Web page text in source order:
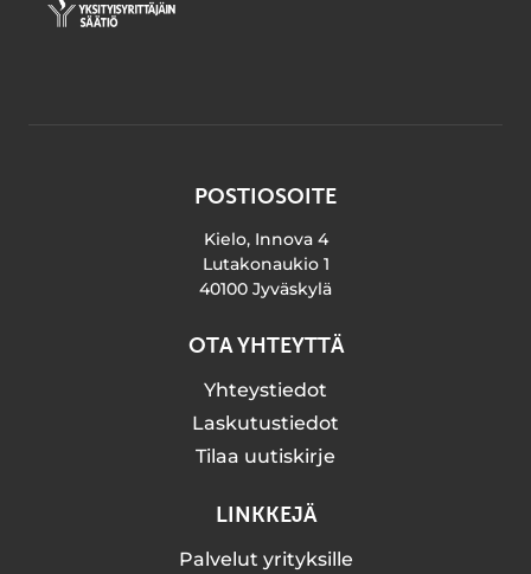
POSTIOSOITE
Kielo, Innova 4
Lutakonaukio 1
40100 Jyväskylä
OTA YHTEYTTÄ
Yhteystiedot
Laskutustiedot
Tilaa uutiskirje
LINKKEJÄ
Palvelut yrityksille